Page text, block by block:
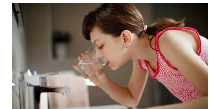
Media
Group
WAHANA
TANI